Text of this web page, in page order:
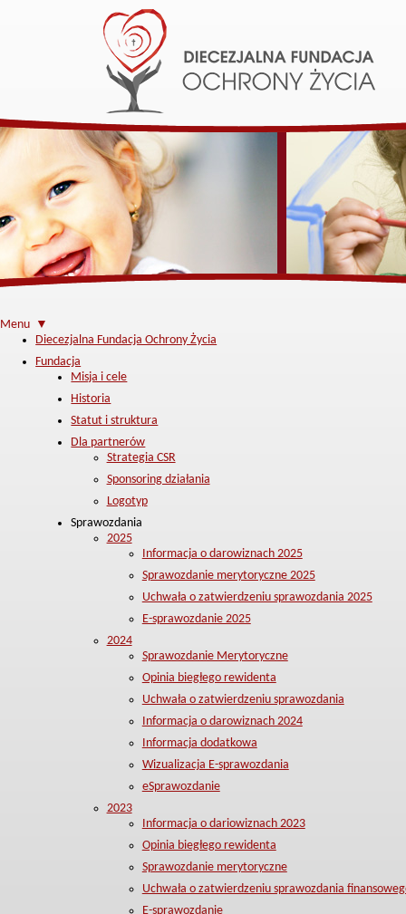
Menu ▼
Diecezjalna Fundacja Ochrony Życia
Fundacja
Misja i cele
Historia
Statut i struktura
Dla partnerów
Strategia CSR
Sponsoring działania
Logotyp
Sprawozdania
2025
Informacja o darowiznach 2025
Sprawozdanie merytoryczne 2025
Uchwała o zatwierdzeniu sprawozdania 2025
E-sprawozdanie 2025
2024
Sprawozdanie Merytoryczne
Opinia biegłego rewidenta
Uchwała o zatwierdzeniu sprawozdania
Informacja o darowiznach 2024
Informacja dodatkowa
Wizualizacja E-sprawozdania
eSprawozdanie
2023
Informacja o dariowiznach 2023
Opinia biegłego rewidenta
Sprawozdanie merytoryczne
Uchwała o zatwierdzeniu sprawozdania
E-sprawozdanie